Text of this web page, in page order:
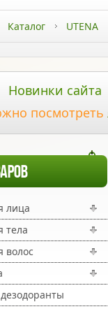
Каталог UTENA
Новинки сайта
посмотреть
лица
тела
волос